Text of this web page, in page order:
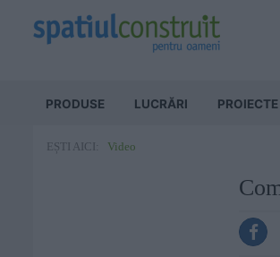
PRODUSE LUCRĂRI PROIECTE
EȘTI AICI: Video